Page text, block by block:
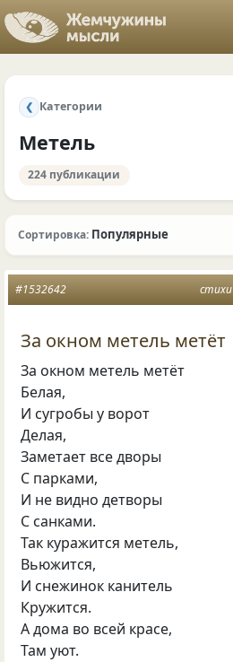
❮ Категории
Метель
224 публикации
Сортировка: Популярные
стихи
#1532642
За окном метель метёт
За окном метель метёт
Белая,
И сугробы у ворот
Делая,
Заметает все дворы
С парками,
И не видно детворы
С санками.
Так куражится метель,
Вьюжится,
И снежинок канитель
Кружится.
А дома во всей красе,
Там уют.